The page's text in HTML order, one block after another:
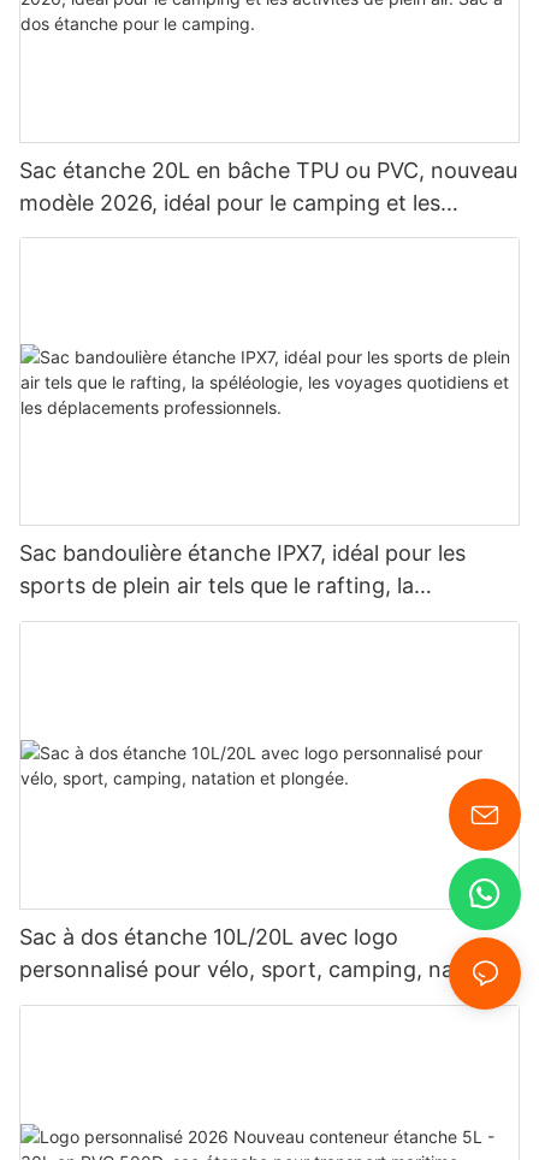
Sac étanche 20L en bâche TPU ou PVC, nouveau
modèle 2026, idéal pour le camping et les
activités de plein air. Sac à dos étanche pour le
Sac bandoulière étanche IPX7, idéal pour les
sports de plein air tels que le rafting, la
spéléologie, les voyages quotidiens et les
Sac à dos étanche 10L/20L avec logo
personnalisé pour vélo, sport, camping, natation
et plongée.